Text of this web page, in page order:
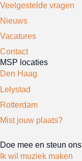
Veelgestelde vragen
Nieuws
Vacatures
Contact
MSP locaties
Den Haag
Lelystad
Rotterdam
Mist jouw plaats?
Doe mee en steun ons
Ik wil muziek maken